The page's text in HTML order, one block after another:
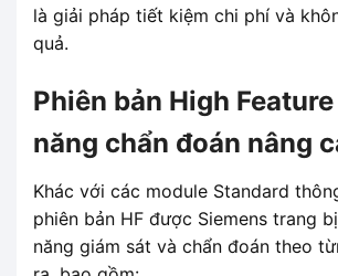
là giải pháp tiết kiệm chi phí và
quả.
Phiên bản High
năng chẩn đoán nâng
Khác với các module Standard
phiên bản HF được Siemens trang
năng giám sát và chẩn đoán theo